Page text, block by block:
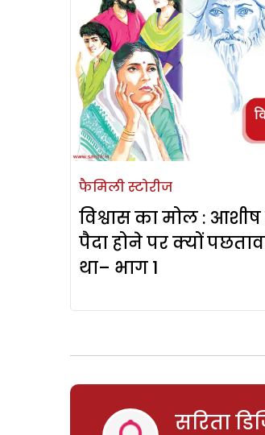
फैमिली स्टोरीज
विश्वास का मोल :
पैदा होने पर क्यों
था– भाग 1
सरिता